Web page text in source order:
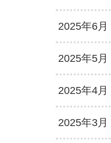
2025年6月
2025年5月
2025年4月
2025年3月